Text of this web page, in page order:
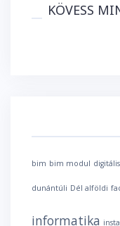
KÖVESS
bim bim modul digitális
dunántúli Dél alföldi
informatika